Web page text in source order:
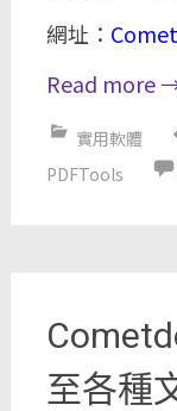
網址：
Read more
實用軟體
PDFTools
至各種